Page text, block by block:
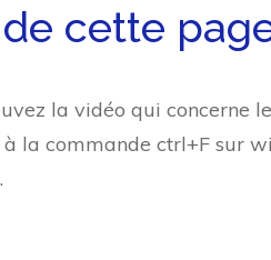
cette
la vidéo qui concerne
la commande ctrl+F sur